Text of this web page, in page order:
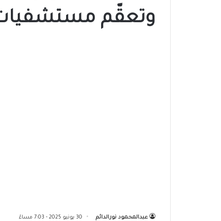
وتعقّم مستشفيات
عبدالمحمود نورالدائم 30 يونيو 2025 - 7:03 مساءً